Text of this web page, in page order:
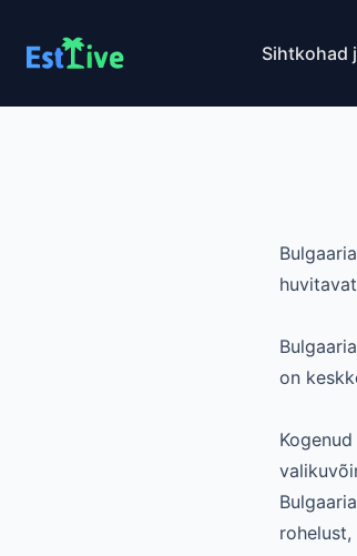
Sihtkohad
on